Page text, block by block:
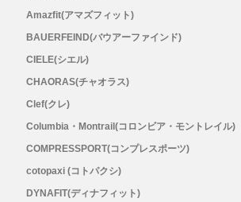
Topo Athletic (トポ アスレチック)
TYMER(タイマー)
UltrAspire(ウルトラスパイア)
Amazfit(アマズフィット)
BAUERFEIND(バウアーファインド)
CIELE(シエル)
CHAORAS(チャオラス)
Clef(クレ)
Columbia・Montrail(コロンビア・モントレイル)
COMPRESSPORT(コンプレスポーツ)
cotopaxi (コトパクシ)
DYNAFIT(ディナフィット)